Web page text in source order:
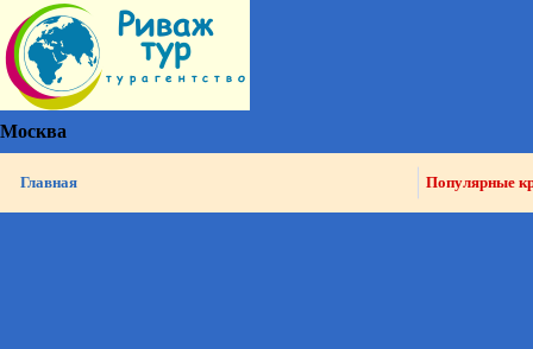
Москва
Главная Популярные